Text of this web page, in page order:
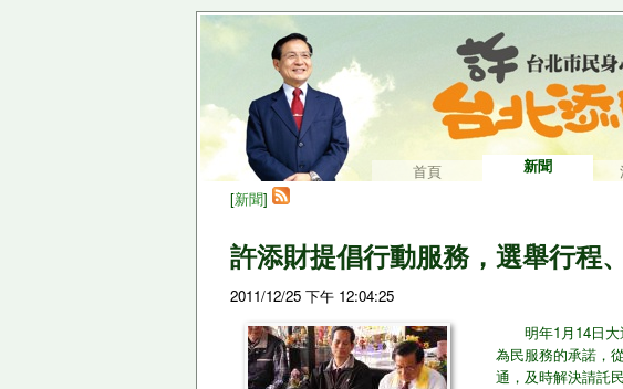
首頁 新聞
[新聞]
許添財提倡行動服務，選舉行程
2011/12/25 下午 12:04:25
明年1月14日大
為民服務的承​諾，
通，及時解決請託